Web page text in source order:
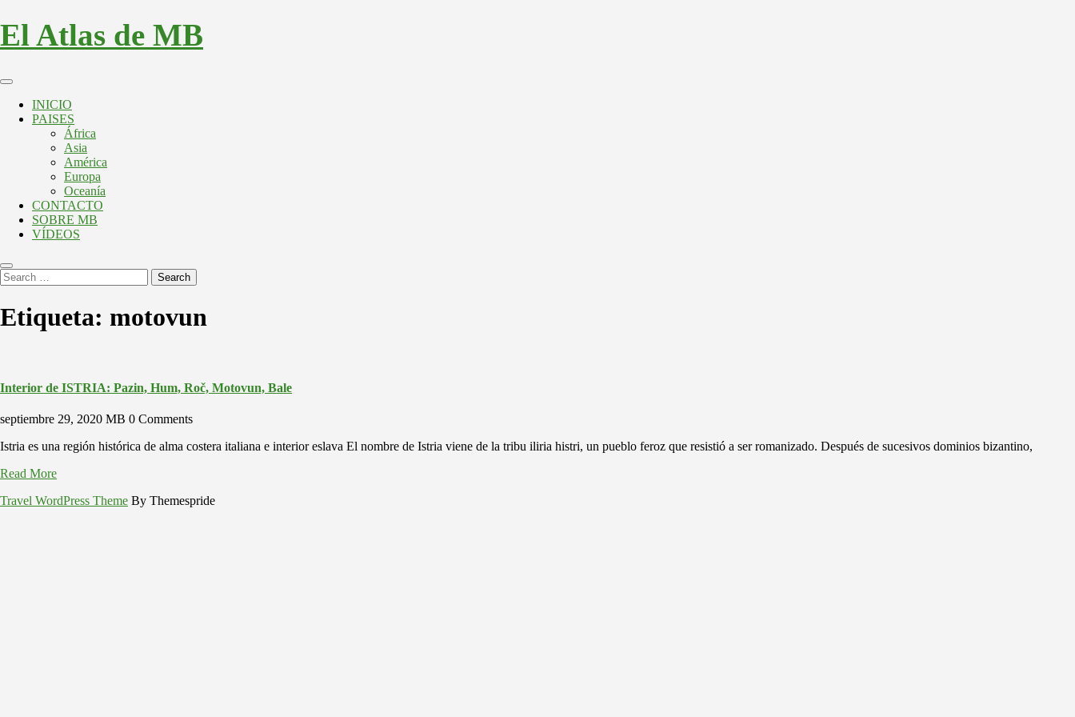
El Atlas de MB
INICIO
PAISES
África
Asia
América
Europa
Oceanía
CONTACTO
SOBRE MB
VÍDEOS
Search
Etiqueta: motovun
Interior de ISTRIA: Pazin, Hum, Roč, Motovun, Bale
septiembre 29, 2020 MB 0 Comments
Istria es una región histórica de alma costera italiana e interior eslava El nombre de Istria viene de la tribu iliria histri, un pueblo feroz que resistió a ser romanizado. Después de sucesivos dominios bizantino,
Read More
Travel WordPress Theme By Themespride